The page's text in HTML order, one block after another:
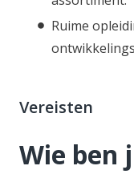
Ruime
Vereisten
Wie ben